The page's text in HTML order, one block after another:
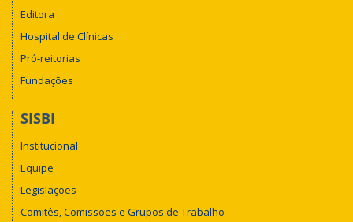
Editora
Hospital de Clínicas
Pró-reitorias
Fundações
SISBI
Institucional
Equipe
Legislações
Comitês, Comissões e Grupos de Trabalho